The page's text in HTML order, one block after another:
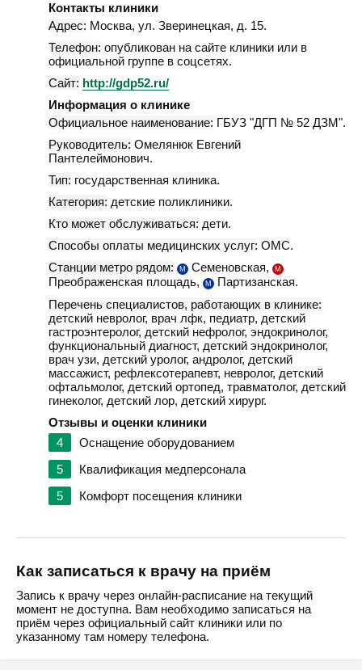
Контакты клиники
Адрес: Москва, ул. Зверинецкая, д. 15.
Телефон: опубликован на сайте клиники или в
официальной группе в соцсетях.
Сайт: http://gdp52.ru/
Информация о клинике
Официальное наименование: ГБУЗ "ДГП № 52 ДЗМ".
Руководитель: Омелянюк Евгений
Пантелеймонович.
Тип: государственная клиника.
Категория: детские поликлиники.
Кто может обслуживаться: дети.
Способы оплаты медицинских услуг: ОМС.
Станции метро рядом:
М Семеновская, М
Преображенская площадь, М
Партизанская.
Перечень специалистов, работающих в клинике:
детский невролог, врач лфк, педиатр, детский
гастроэнтеролог, детский нефролог, эндокринолог,
функциональный диагност, детский эндокринолог,
врач узи, детский уролог, андролог, детский
массажист, рефлексотерапевт, невролог, детский
офтальмолог, детский ортопед, травматолог, детский
гинеколог, детский лор, детский хирург.
Отзывы и оценки клиники
4
Оснащение оборудованием
5
Квалификация медперсонала
5
Комфорт посещения клиники
Как записаться к врачу на приём
Запись к врачу через онлайн-расписание на текущий
момент не доступна. Вам необходимо записаться на
приём через официальный сайт клиники или по
указанному там номеру телефона.